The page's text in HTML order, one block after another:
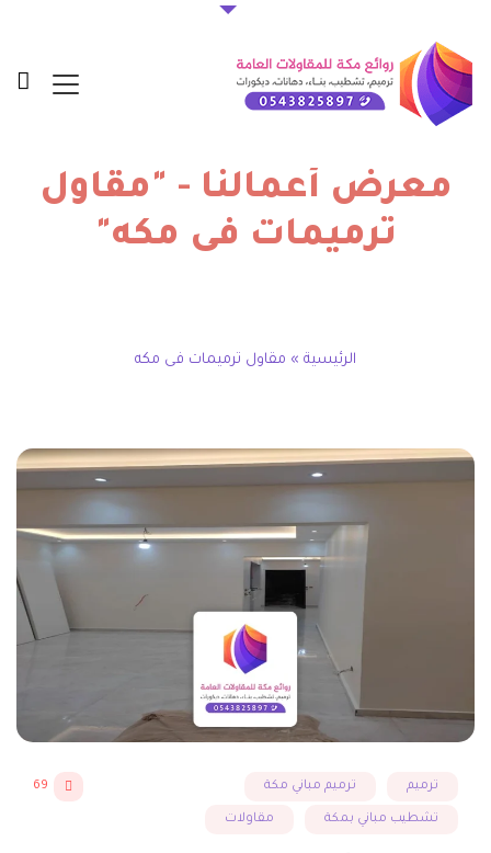
معرض أعمالنا - "مقاول
ترميمات فى مكه"
الرئيسية » مقاول ترميمات فى مكه
ترميم ترميم مباني مكة
تشطيب مباني بمكة مقاولات
69